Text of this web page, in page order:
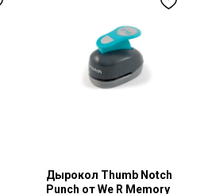
Дырокол Thumb Notch
Punch от We R Memory